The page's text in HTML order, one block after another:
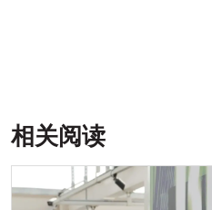
相关阅读